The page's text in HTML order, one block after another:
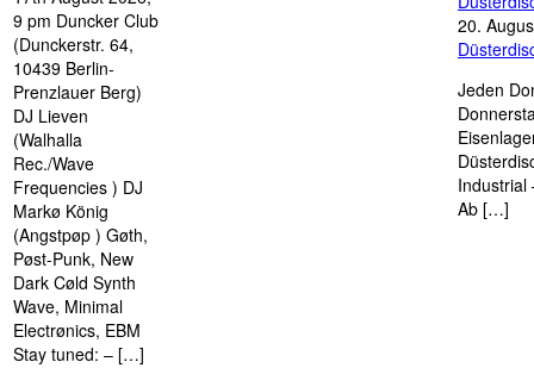
9 pm Duncker Club
(Dunckerstr. 64,
10439 Berlin-
Prenzlauer Berg)
DJ Lieven
(Walhalla
Rec./Wave
Frequencies ) DJ
Markø König
(Angstpøp ) Gøth,
Pøst-Punk, New
Dark Cøld Synth
Wave, Minimal
Electrønics, EBM
Stay tuned: – […]
20.
Jeden
Industrial
Ab […]